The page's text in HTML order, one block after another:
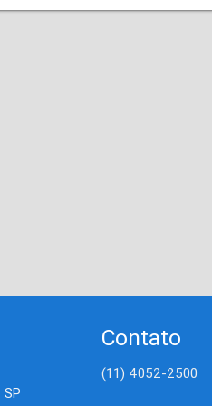
Contato
(11) 4052-2500